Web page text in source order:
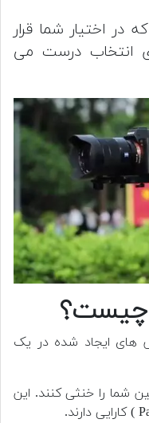
در اختیار شما قرار
انتخاب درست می
چیست؟
های ایجاد شده در یک
شما را خنثی کنند. این